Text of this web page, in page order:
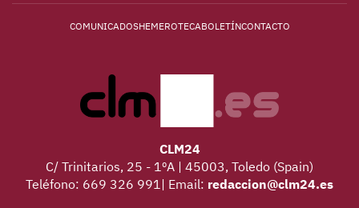
COMUNICADOSHEMEROTECABOLETÍNCONTACTO
CLM24
C/ Trinitarios, 25 - 1ºA | 45003, Toledo (Spain)
Teléfono: 669 326 991| Email: redaccion@clm24.es